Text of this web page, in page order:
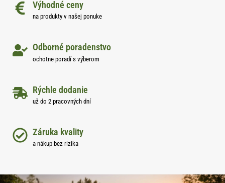
Výhodné ceny
na produkty v našej ponuke
Odborné poradenstvo
ochotne poradí s výberom
Rýchle dodanie
už do 2 pracovných dní
Záruka kvality
a nákup bez rizika